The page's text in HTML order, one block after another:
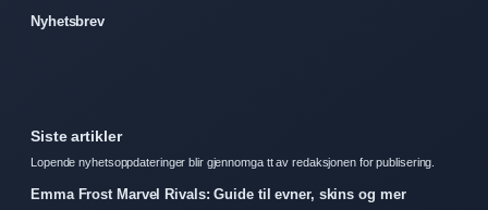
Nyhetsbrev
Siste artikler
Lopende nyhetsoppdateringer blir gjennomga tt av redaksjonen for publisering.
Emma Frost Marvel Rivals: Guide til evner, skins og mer